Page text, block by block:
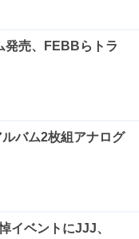
発売、FEBBらトラ
バム2枚組アナログ
イベントにJJJ、